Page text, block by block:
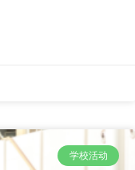
学校活动